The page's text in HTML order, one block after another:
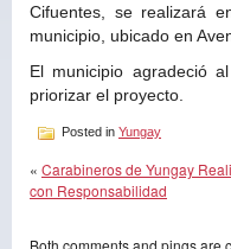
Cifuentes, se realizará
municipio, ubicado en
El municipio agradeció
priorizar el proyecto.
Posted in Yungay
« Carabineros de Yungay
con Responsabilidad
Both comments and pings are